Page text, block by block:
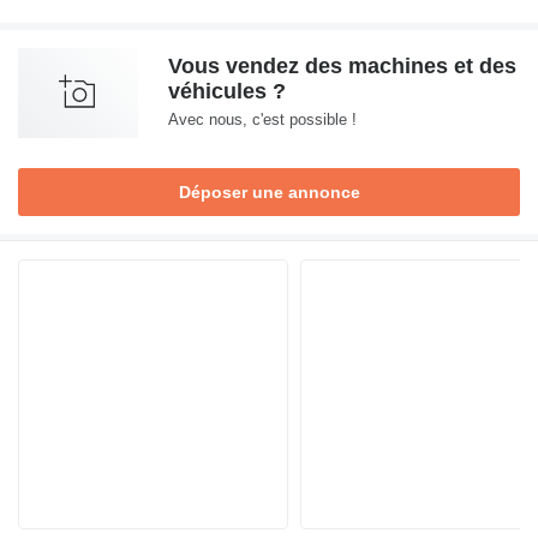
Vous vendez des machines et des
véhicules ?
Avec nous, c'est possible !
Déposer une annonce